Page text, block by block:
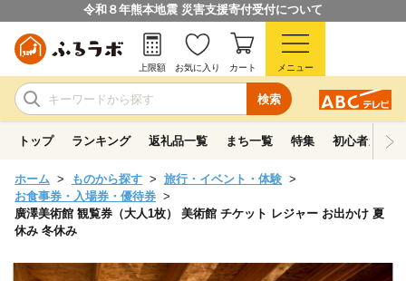
令和８年熊本地震 災害支援寄付受付について
検索
上限額 お気に入り カート メニュー
トップ ランキング 返礼品一覧 まち一覧 特集 初心者ガイド
ホーム ものから探す
旅行・イベント・体験
お食事券・入場券・優待券
廣澤美術館 観覧券（大人1枚） 美術館 チケット レジャー お出かけ 夏
休み 冬休み